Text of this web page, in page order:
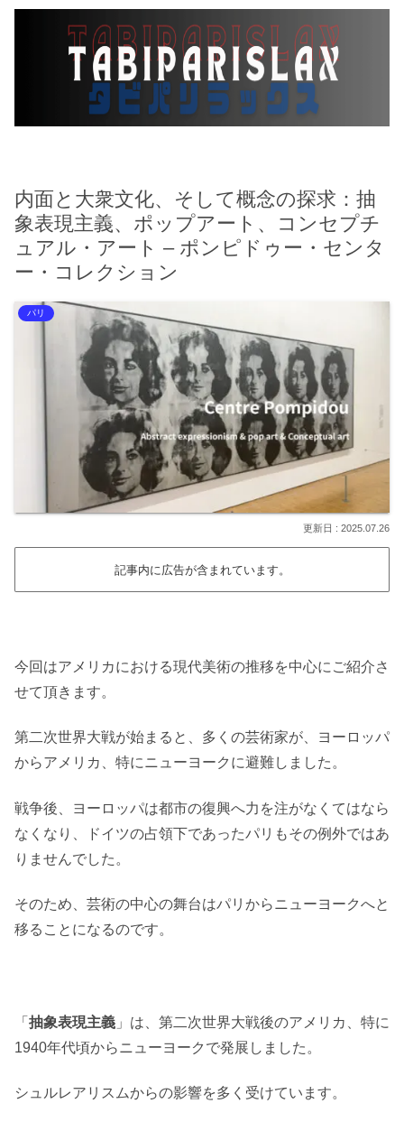
内面と大衆文化、そして概念の探求：抽
象表現主義、ポップアート、コンセプチ
ュアル・アート – ポンピドゥー・センタ
ー・コレクション
パリ
2025.07.26
記事内に広告が含まれています。
今回はアメリカにおける現代美術の推移を中心にご紹介さ
せて頂きます。
第二次世界大戦が始まると、多くの芸術家が、ヨーロッパ
からアメリカ、特にニューヨークに避難しました。
戦争後、ヨーロッパは都市の復興へ力を注がなくてはなら
なくなり、ドイツの占領下であったパリもその例外ではあ
りませんでした。
そのため、芸術の中心の舞台はパリからニューヨークへと
移ることになるのです。
「 抽象表現主義 」は、第二次世界大戦後のアメリカ、特に
1940年代頃からニューヨークで発展しました。
シュルレアリスムからの影響を多く受けています。